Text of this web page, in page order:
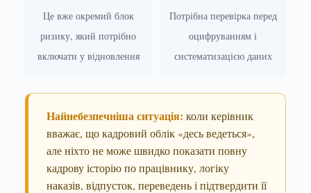
Це вже окремий блок
ризику, який потрібно
включати у відновлення
Потрібна перевірка перед
оцифруванням і
систематизацією даних
Найнебезпечніша ситуація: коли керівник
вважає, що кадровий облік «десь ведеться»,
але ніхто не може швидко показати повну
кадрову історію по працівнику, логіку
наказів, відпусток, переведень і підтвердити її